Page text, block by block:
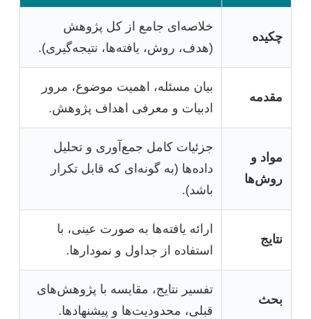
چکیده
خلاصه‌ای جامع از کل پژوهش
(هدف، روش، یافته‌ها، نتیجه‌گیری).
مقدمه
بیان مسئله، اهمیت موضوع، مرور
ادبیات و معرفی اهداف پژوهش.
مواد و
روش‌ها
جزئیات کامل جمع‌آوری و تحلیل
داده‌ها (به گونه‌ای که قابل تکرار
باشد).
نتایج
ارائه یافته‌ها به صورت عینی، با
استفاده از جداول و نمودارها.
بحث
تفسیر نتایج، مقایسه با پژوهش‌های
قبلی، محدودیت‌ها و پیشنهادها.